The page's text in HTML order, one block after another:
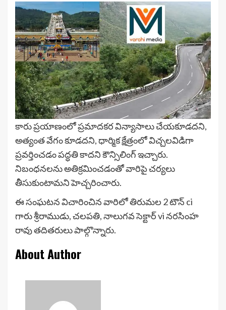
కారు ప్రయాణంలో ప్రమాదకర విన్యాసాలు చేయకూడదని,
అత్యంత వేగం కూడదని, ధార్మిక క్షేత్రంలో విచ్చలవిడిగా
ప్రవర్తించడం పద్ధతి కాదని కౌన్సిలింగ్ ఇచ్చారు.
నిబంధనలను అతిక్రమించడంతో వారిపై చర్యలు
తీసుకుంటామని హెచ్చరించారు.
ఈ సంఘటన విచారించిన వారిలో తిరుమల 2 టౌన్ ci
గారు శ్రీరాముడు, చలపతి, నాలుగవ సెక్టార్ vi నరసింహ
రావు తదితరులు పాల్గొన్నారు.
About Author